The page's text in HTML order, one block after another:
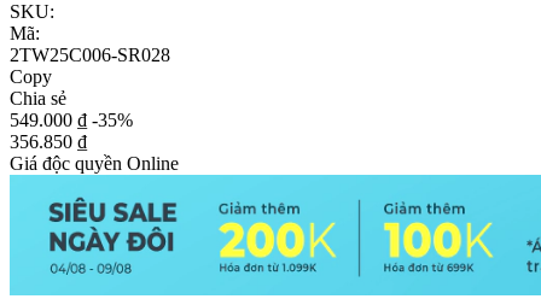
SKU:
Mã:
2TW25C006-SR028
Copy
Chia sẻ
549.000 ₫ -35%
356.850 ₫
Giá độc quyền Online